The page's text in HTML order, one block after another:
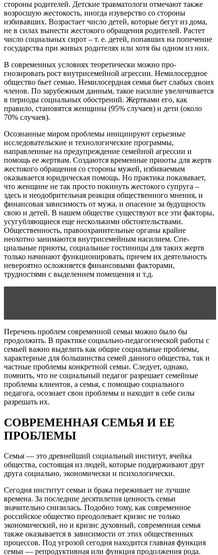
стороны родителей. Детские травматологи отмечают также
возросшую жестокость, иногда изуверство со стороны
избивавших. Возрастает число детей, которые бегут из дома,
не в силах вынести жестокого обраще­ния родителей. Растет
число социальных сирот – т. е. детей, попавших на попечение
государства при жи­вых родителях или хотя бы одном из них.
В современных условиях теоретически можно про­
гнозировать рост внутрисемейной агрессии. Немило­сердное
общество бьет семью. Немилосердная семья бьет слабых своих
членов. По зарубежным данным, такое насилие увеличивается
в периоды социальных обострений. Жертвами его, как
правило, становятся женщины (95% случаев) и дети (около
70% случаев).
Осознанные миром проблемы инициируют серь­езные
исследовательские и технологические програм­мы,
направленные на предупреждение семейной аг­рессии и
помощь ее жертвам. Создаются временные приюты для жертв
жестокого обращения со стороны мужей, избиваемым
оказывается юридическая помощь. Но практика показывает,
что женщине не так просто покинуть жестокого супруга –
здесь и неодобритель­ная реакция общественного мнения, и
финансовая за­висимость от мужа, и опасение за будущность
свою и детей. В нашем обществе существуют все эти факторы,
усугубляющиеся еще несколькими обстоятельствами.
Общественность, правоохранительные органы крайне
неохотно занимаются внутрисемейным насилием. Спе­
циальные приюты, социальные гостиницы для таких жертв
только начинают функционировать, причем их деятельность
невероятно осложняется финансовыми факторами,
трудностями с выделением помещения и т.д.
Перечень проблем современной семьи можно было бы
продолжить. В практике социально-педагогической работы с
семьей важно выделить как общие социальные проблемы,
характерные для большинства семей данно­го общества, так и
частные проблемы конкретной се­мьи. Следует, однако,
помнить, что не социальный пе­дагог разрешает семейные
проблемы клиентов, а семья, с помощью социального
педагога, осознает свои про­блемы и находит в себе силы
разрешать их.
СОВРЕМЕННАЯ СЕМЬЯ И ЕЕ
ПРОБЛЕМЫ
Семья — это древнейший социальный институт, ячейка
общества, состоящая из людей, которые поддерживают друг
друга социально, экономически и психологически.
Сегодня институт семьи и брака переживает не лучшие
времена. За последние десятилетия ценность семьи
значительно снизилась. Подобно тому, как современное
российское общество преодолевает кризис не только
экономический, но и кризис духовный, современная семья
также оказывается в зависимости от этих общественных
процессов. Под угрозой сегодня находится главная функция
семьи — репродуктивная или функция продолжения рода.